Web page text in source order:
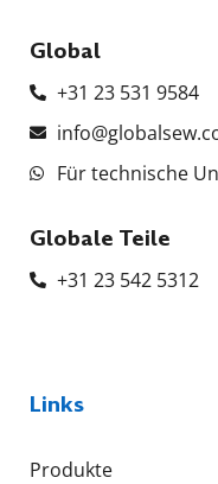
Global
+31 23 531 9584
Für technische
Globale Teile
+31 23 542 5312
Links
Produkte